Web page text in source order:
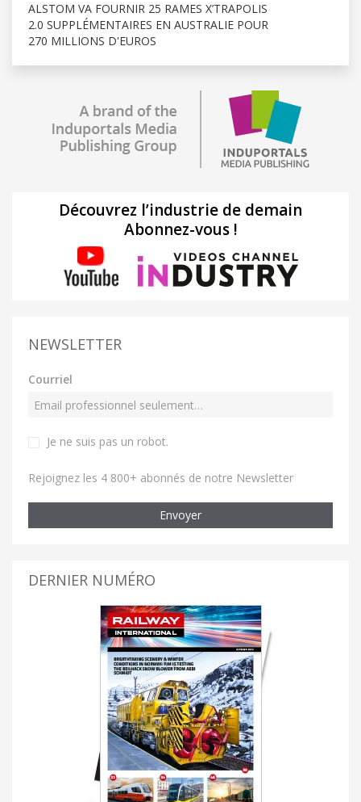
ALSTOM VA FOURNIR 25 RAMES X’TRAPOLIS
2.0 SUPPLÉMENTAIRES EN AUSTRALIE POUR
270 MILLIONS D'EUROS
Découvrez l’industrie de demain
Abonnez-vous !
NEWSLETTER
Courriel
Je ne suis pas un robot.
Rejoignez les 4 800+ abonnés de notre Newsletter
Envoyer
DERNIER NUMÉRO